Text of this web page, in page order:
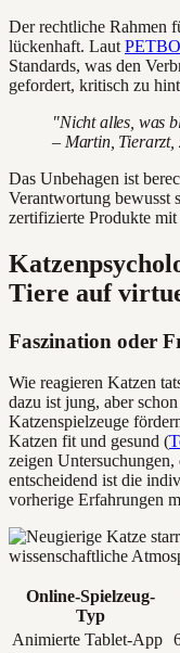
Der rechtliche Rahmen
lückenhaft. Laut
Standards, was den
gefordert, kritisch zu
"Nicht alles, was
– Martin, Tierarzt,
Das Unbehagen ist
Verantwortung bewusst
zertifizierte Produkte
Tiere auf
Faszination oder
Wie reagieren Katzen
dazu ist jung, aber
Katzenspielzeuge
Katzen fit und gesund (
zeigen
entscheidend ist die
vorherige Erfahrungen
Online-Spielzeug-
Typ
Animierte Tablet-App